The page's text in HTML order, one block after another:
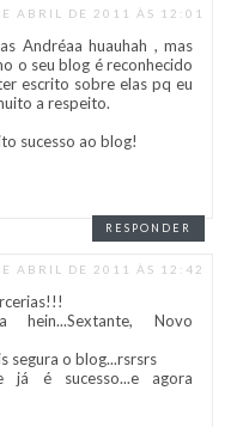
ABRIL DE 2011 ÀS 12:01
Andréaa huauhah , mas
o seu blog é reconhecido
escrito sobre elas pq eu
a respeito.
sucesso ao blog!
RESPONDER
ABRIL DE 2011 ÀS 12:42
Novo
segura o blog...rsrsrs
já é sucesso...e agora